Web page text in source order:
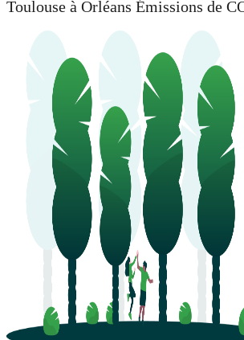
Toulouse à Orléans Émissions de